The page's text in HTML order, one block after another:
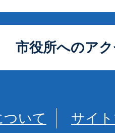
市役所へのア
いて
サイ